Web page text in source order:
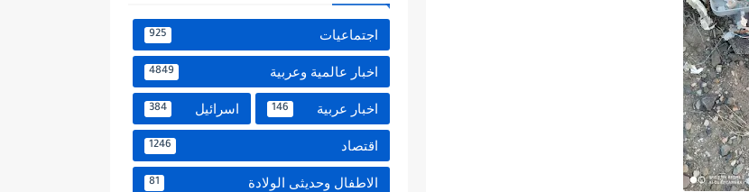
اجتماعيات 925
اخبار عالمية وعربية 4849
اخبار عربية 146 اسرائيل 384
اقتصاد 1246
الاطفال وحديثى الولادة 81